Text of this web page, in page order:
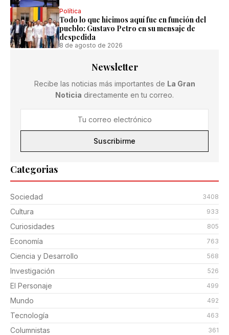
Política
Todo lo que hicimos aquí fue en función del
pueblo: Gustavo Petro en su mensaje de
despedida
8 de agosto de 2026
Categorias
Sociedad 3408
Cultura 933
Curiosidades 805
Economía 763
Ciencia y Desarrollo 568
Investigación 526
El Personaje 499
Mundo 492
Tecnología 463
Columnistas 361
Newsletter
Recibe las noticias más importantes de La Gran
Noticia directamente en tu correo.
Suscribirme